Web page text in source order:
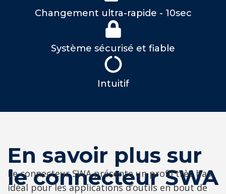
Changement ultra-rapide - 10sec
Système sécurisé et fiable
Intuitif
En savoir plus sur
le connecteur SWA
Le connecteur SWA présente un profil très bas,
idéal pour les applications d’outils en bout de